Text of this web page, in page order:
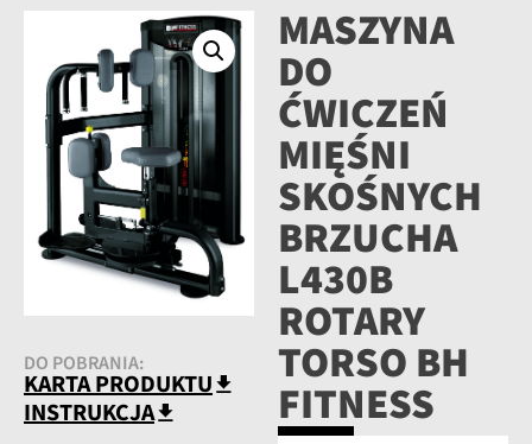
DO POBRANIA:
KARTA PRODUKTU
INSTRUKCJA
MASZYNA
DO
ĆWICZEŃ
MIĘŚNI
SKOŚNYCH
BRZUCHA
L430B
ROTARY
TORSO BH
FITNESS